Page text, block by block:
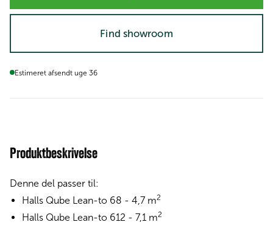
Find showroom
Estimeret afsendt uge 36
Produktbeskrivelse
Denne del passer til:
Halls Qube Lean-to 68 - 4,7 m2
Halls Qube Lean-to 612 - 7,1 m2